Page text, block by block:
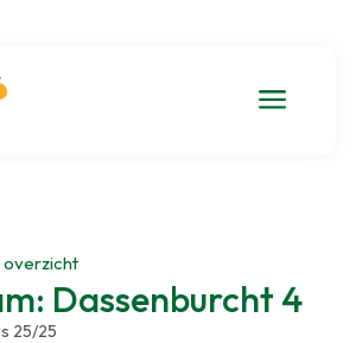
a
overzicht
Dassenburcht 4
25/25